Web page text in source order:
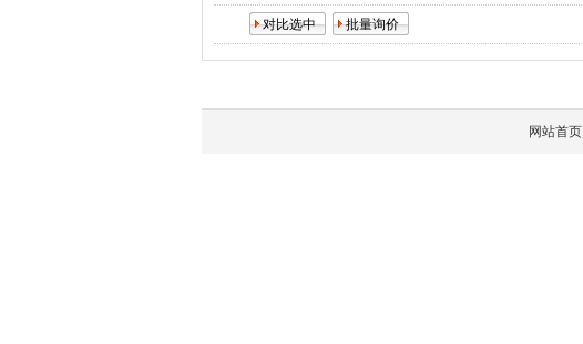
网站首页